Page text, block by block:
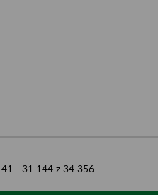
- 31 144 z 34 356.